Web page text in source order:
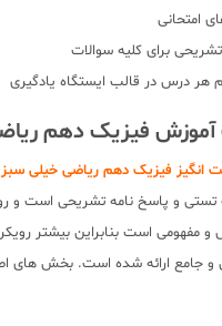
آموزش فیزیک دهم
انگیز فیزیک دهم ریاضی خیلی سبز
و پاسخ نامه تشریحی است و
مفهومی است بنابراین بیشتر
و جامع ارائه شده است. بخش های